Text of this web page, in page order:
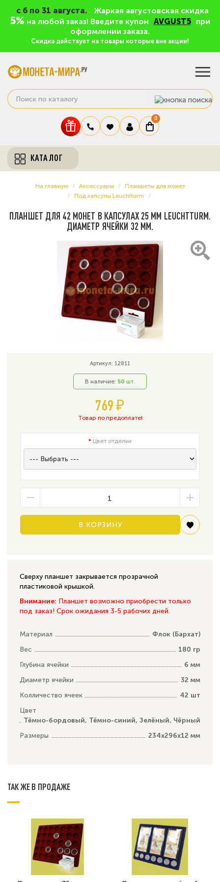
c 6 по 31 августа. Жаркая августовская скидка
5% на любой заказ! Введите купон AVGUST5
при
оформлении заказа.
Скидка действует на товары которые вне акции!
0
КАТАЛОГ
На главную Аксессуары
Планшеты для монет
Под капсулы Leuchtturm
ПЛАНШЕТ ДЛЯ 42 МОНЕТ В КАПСУЛАХ 25 ММ LEUCHTTURM.
ДИАМЕТР ЯЧЕЙКИ 32 ММ.
Артикул: 12811
В наличие: 50 шт.
769 ₽
Товар по предоплате!
Цвет отделки
В КОРЗИНУ
Сверху планшет закрывается прозрачной
пластиковой крышкой.
Внимание: Планшет возможно приобрести только
под заказ! Срок ожидания 3-5 рабочих дней.
Материал
Флок (Бархат)
Вес
180 гр
Глубина ячейки
6 мм
Диаметр ячейки
32 мм
Колличество ячеек
42 шт
Цвет
Тёмно-бордовый, Тёмно-синий, Зелёный, Чёрный
Размеры
234х296х12 мм
ТАК ЖЕ В ПРОДАЖЕ